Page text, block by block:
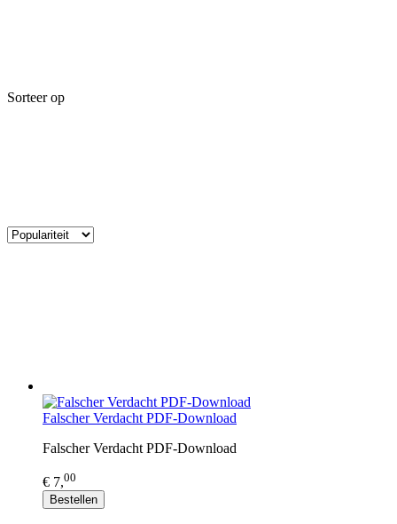
Sorteer op
Falscher Verdacht PDF-Download
Falscher Verdacht PDF-Download
€ 7,00
Bestellen